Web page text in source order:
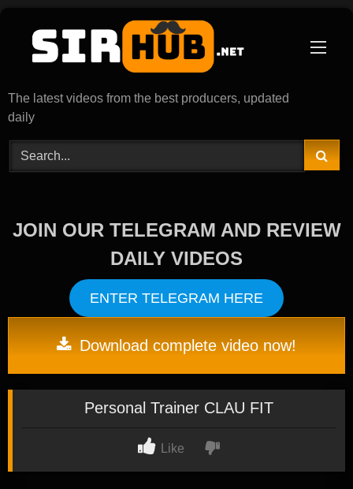
content
The latest videos from the best producers, updated
daily
JOIN OUR TELEGRAM AND REVIEW
DAILY VIDEOS
ENTER TELEGRAM HERE
Download complete video now!
Personal Trainer CLAU FIT
Like